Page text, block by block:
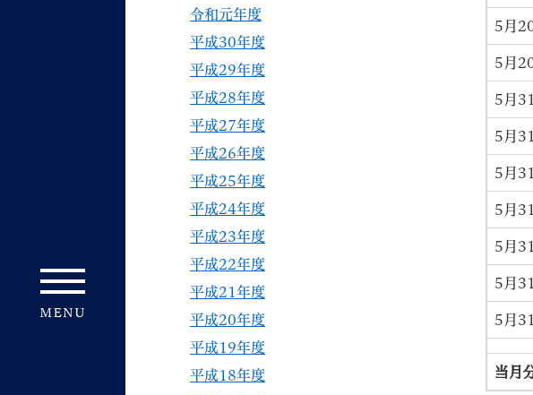
5月
5月
5月
5月
5月
5月
5月
5月
5月
当月
令和元年度
平成30年度
平成29年度
平成28年度
平成27年度
平成26年度
平成25年度
平成24年度
平成23年度
平成22年度
平成21年度
平成20年度
平成19年度
平成18年度